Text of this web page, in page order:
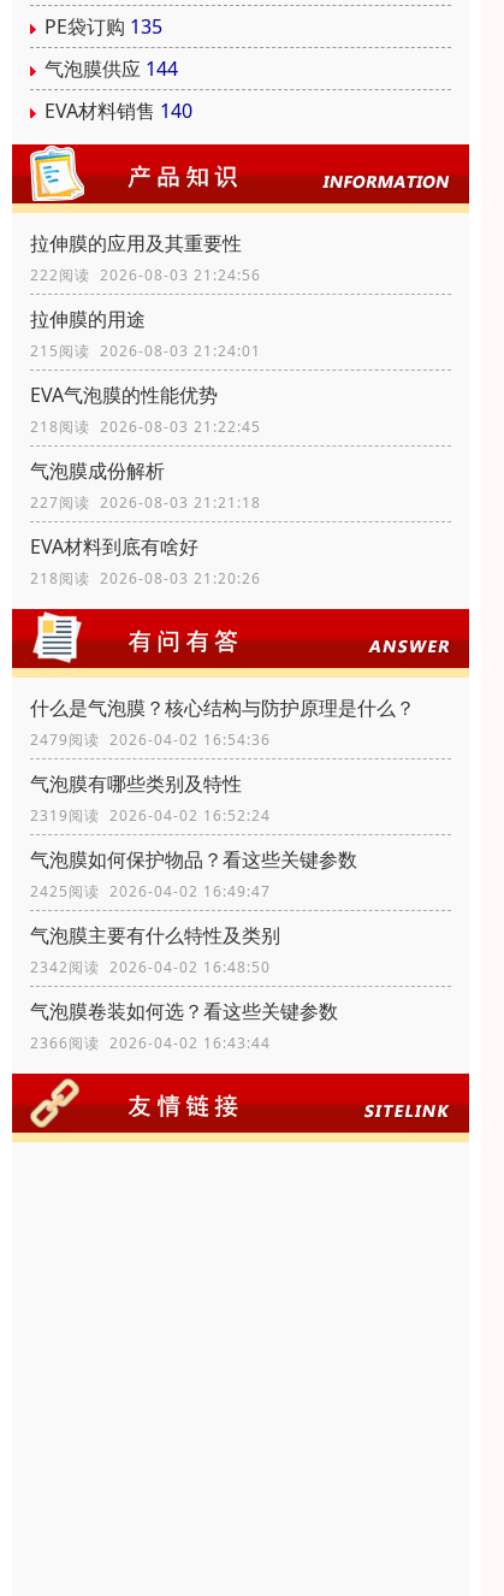
PE袋订购 135
气泡膜供应 144
EVA材料销售 140
拉伸膜的应用及其重要性
222阅读 2026-08-03 21:24:56
拉伸膜的用途
215阅读 2026-08-03 21:24:01
EVA气泡膜的性能优势
218阅读 2026-08-03 21:22:45
气泡膜成份解析
227阅读 2026-08-03 21:21:18
EVA材料到底有啥好
218阅读 2026-08-03 21:20:26
什么是气泡膜？核心结构与防护原理是什么？
2479阅读 2026-04-02 16:54:36
气泡膜有哪些类别及特性
2319阅读 2026-04-02 16:52:24
气泡膜如何保护物品？看这些关键参数
2425阅读 2026-04-02 16:49:47
气泡膜主要有什么特性及类别
2342阅读 2026-04-02 16:48:50
气泡膜卷装如何选？看这些关键参数
2366阅读 2026-04-02 16:43:44